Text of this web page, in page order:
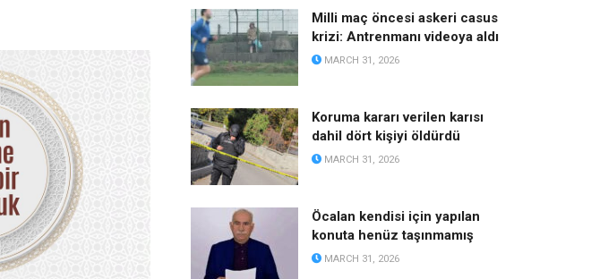
Milli maç öncesi askeri casus
krizi: Antrenmanı videoya aldı
MARCH 31, 2026
Koruma kararı verilen karısı
dahil dört kişiyi öldürdü
MARCH 31, 2026
Öcalan kendisi için yapılan
konuta henüz taşınmamış
MARCH 31, 2026